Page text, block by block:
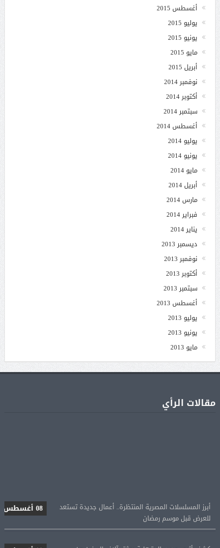
أغسطس 2015
يوليو 2015
يونيو 2015
مايو 2015
أبريل 2015
نوفمبر 2014
أكتوبر 2014
سبتمبر 2014
أغسطس 2014
يوليو 2014
يونيو 2014
مايو 2014
أبريل 2014
مارس 2014
فبراير 2014
يناير 2014
ديسمبر 2013
نوفمبر 2013
أكتوبر 2013
سبتمبر 2013
أغسطس 2013
يوليو 2013
يونيو 2013
مايو 2013
مقالات الرأي
للعرض قبل موسم رمضان